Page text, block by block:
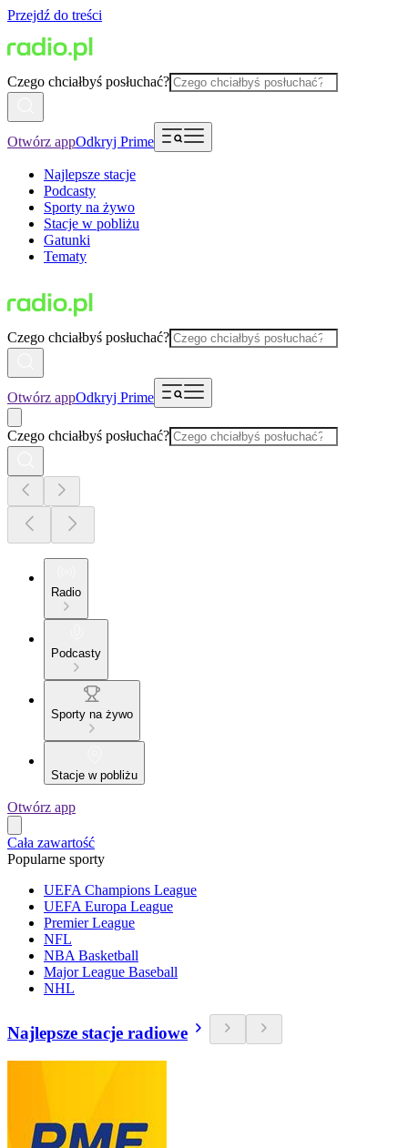
Przejdź do treści
Czego chciałbyś posłuchać?
Otwórz appOdkryj Prime
Najlepsze stacje
Podcasty
Sporty na żywo
Stacje w pobliżu
Gatunki
Tematy
Czego chciałbyś posłuchać?
Otwórz appOdkryj Prime
Czego chciałbyś posłuchać?
Radio
Podcasty
Sporty na żywo
Stacje w pobliżu
Otwórz app
Cała zawartość
Popularne sporty
UEFA Champions League
UEFA Europa League
Premier League
NFL
NBA Basketball
Major League Baseball
NHL
Najlepsze stacje radiowe